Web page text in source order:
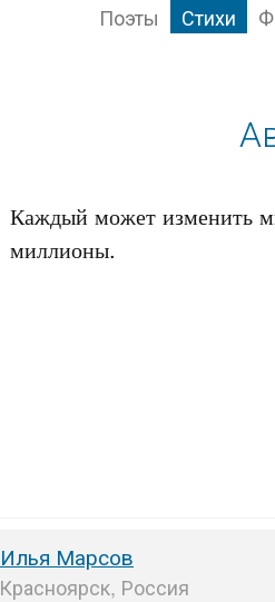
Поэты Стихи
Каждый может изменить
миллионы.
Илья Марсов
Красноярск, Россия